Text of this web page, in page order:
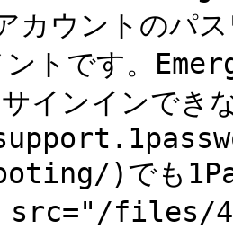
カウントのパ
ントです。
インインでき
)でも
src="/files/